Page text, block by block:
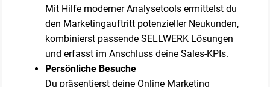
Mit Hilfe moderner Analysetools ermittelst du
den Marketingauftritt potenzieller Neukunden,
kombinierst passende SELLWERK Lösungen
und erfasst im Anschluss deine Sales-KPIs.
Persönliche Besuche
Du präsentierst deine Online Marketing